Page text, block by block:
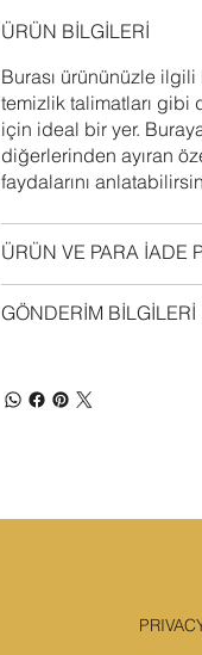
ÜRÜN BİLGİLERİ
Burası ürününüzle
temizlik talimatları gibi
için ideal bir yer.
diğerlerinden ayıran
faydalarını
ÜRÜN VE PARA İADE
GÖNDERİM BİLGİLERİ